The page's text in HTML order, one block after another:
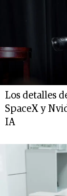
Los detalles
SpaceX y
IA